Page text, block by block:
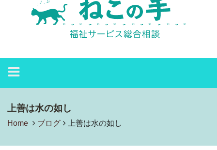
上善は水の如し
Home ブログ 上善は水の如し